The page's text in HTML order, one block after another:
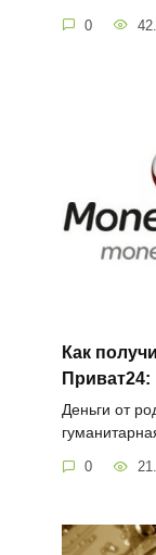
0
Как
Приват24:
Деньги от
0